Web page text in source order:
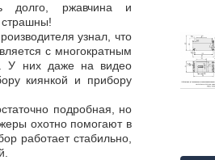
долго, ржавчина и
узнал, что
с многократным
У них даже на видео
киянкой и прибору
подробная, но
охотно помогают в
работает стабильно,
впервые
Приятно
поставщиком!